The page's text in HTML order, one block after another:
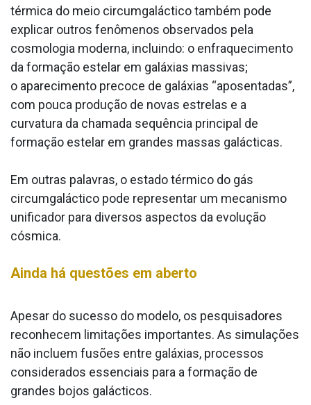
térmica do meio circumgaláctico também pode
explicar outros fenômenos observados pela
cosmologia moderna, incluindo: o enfraquecimento
da formação estelar em galáxias massivas;
o aparecimento precoce de galáxias “aposentadas”,
com pouca produção de novas estrelas e a
curvatura da chamada sequência principal de
formação estelar em grandes massas galácticas.
Em outras palavras, o estado térmico do gás
circumgaláctico pode representar um mecanismo
unificador para diversos aspectos da evolução
cósmica.
Ainda há questões em aberto
Apesar do sucesso do modelo, os pesquisadores
reconhecem limitações importantes. As simulações
não incluem fusões entre galáxias, processos
considerados essenciais para a formação de
grandes bojos galácticos.